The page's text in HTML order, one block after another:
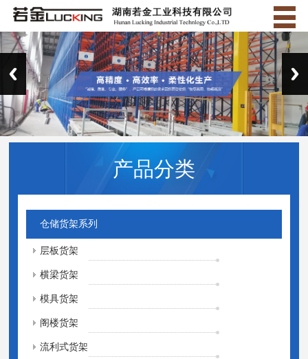
产品分类
仓储货架系列
层板货架
横梁货架
模具货架
阁楼货架
流利式货架